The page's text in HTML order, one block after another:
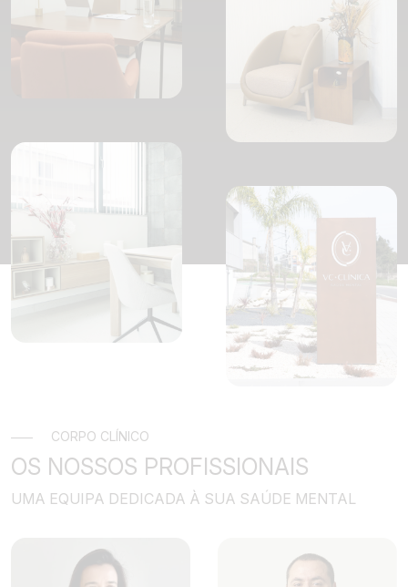
CORPO CLÍNICO
OS NOSSOS PROFISSIONAIS
UMA EQUIPA DEDICADA À SUA SAÚDE MENTAL